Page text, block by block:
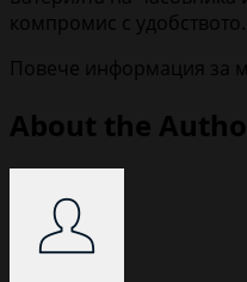
компромис с
Повече информация за
About the